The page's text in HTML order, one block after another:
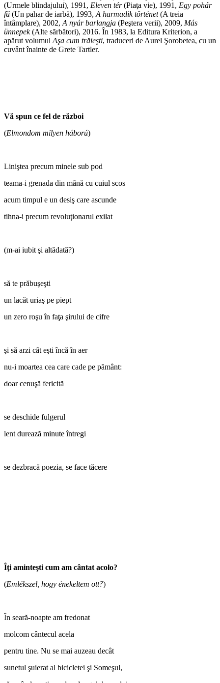
(Urmele blindajului), 1991, Eleven tér(Piaţa vie), 1991, Egy pohár
fű(Un pahar de iarbă), 1993, A harmadik történet(A treia
întâmplare), 2002, A nyár barlangja (Peştera verii), 2009, Más
ünnepek(Alte sărbători), 2016. În 1983, la Editura Kriterion, a
apărut volumul Aşa cum trăieşti, traduceri de Aurel Şorobetea, cu un
cuvânt înainte de Grete Tartler.
Vă spun ce fel de război
(Elmondom milyen háború)
Liniştea precum minele sub pod
teama-i grenada din mână cu cuiul scos
acum timpul e un desiş care ascunde
tihna-i precum revoluţionarul exilat
(m-ai iubit şi altădată?)
să te prăbuşeşti
un lacăt uriaş pe piept
un zero roşu în faţa şirului de cifre
şi să arzi cât eşti încă în aer
nu-i moartea cea care cade pe pământ:
doar cenuşă fericită
se deschide fulgerul
lent durează minute întregi
se dezbracă poezia, se face tăcere
Îţi aminteşti cum am cântat acolo?
(Emlékszel, hogy énekeltem ott?)
În seară-noapte am fredonat
molcom cântecul acela
pentru tine. Nu se mai auzeau decât
sunetul şuierat al bicicletei şi Someşul,